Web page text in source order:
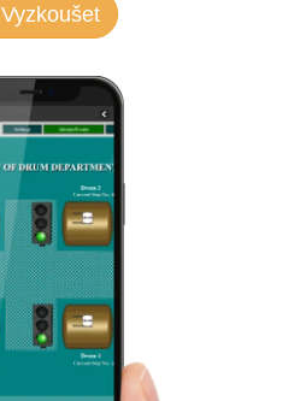
Vyzkoušet